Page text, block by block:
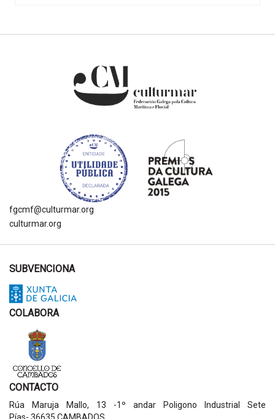
fgcmf@culturmar.org
culturmar.org
SUBVENCIONA
COLABORA
CONTACTO
Rúa Maruja Mallo, 13 -1º andar Poligono Industrial Sete